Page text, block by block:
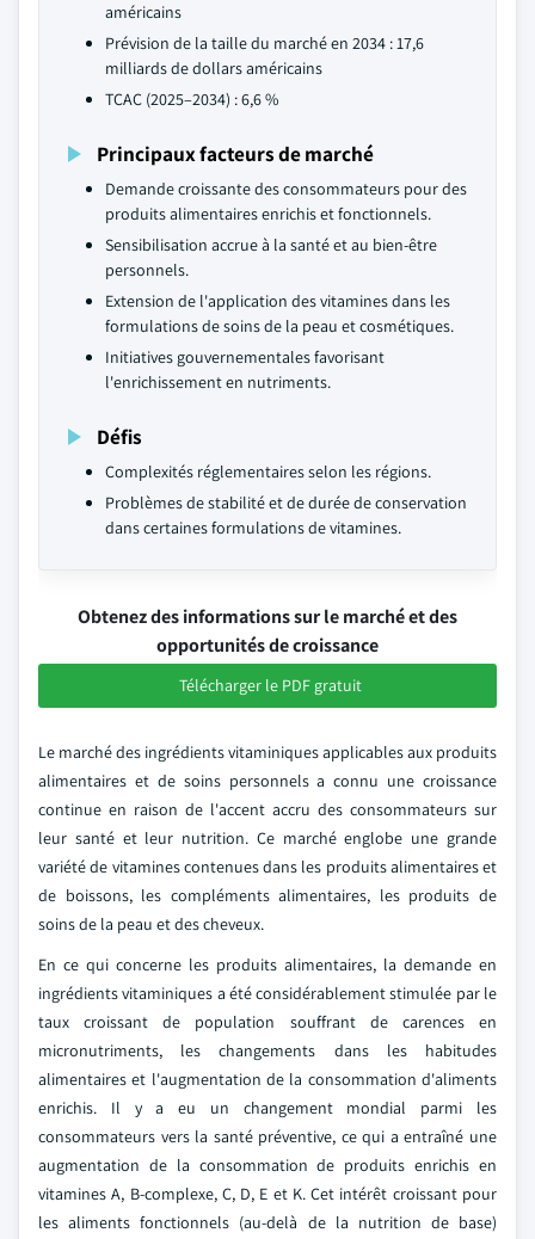
américains
Prévision de la taille du marché en 2034 : 17,6
milliards de dollars américains
TCAC (2025–2034) : 6,6 %
Principaux facteurs de marché
Demande croissante des consommateurs pour des
produits alimentaires enrichis et fonctionnels.
Sensibilisation accrue à la santé et au bien-être
personnels.
Extension de l'application des vitamines dans les
formulations de soins de la peau et cosmétiques.
Initiatives gouvernementales favorisant
l'enrichissement en nutriments.
Défis
Complexités réglementaires selon les régions.
Problèmes de stabilité et de durée de conservation
dans certaines formulations de vitamines.
Obtenez des informations sur le marché et des
opportunités de croissance
Télécharger le PDF gratuit
Le marché des ingrédients vitaminiques applicables aux produits
alimentaires et de soins personnels a connu une croissance
continue en raison de l'accent accru des consommateurs sur
leur santé et leur nutrition. Ce marché englobe une grande
variété de vitamines contenues dans les produits alimentaires et
de boissons, les compléments alimentaires, les produits de
soins de la peau et des cheveux.
En ce qui concerne les produits alimentaires, la demande en
ingrédients vitaminiques a été considérablement stimulée par le
taux croissant de population souffrant de carences en
micronutriments, les changements dans les habitudes
alimentaires et l'augmentation de la consommation d'aliments
enrichis. Il y a eu un changement mondial parmi les
consommateurs vers la santé préventive, ce qui a entraîné une
augmentation de la consommation de produits enrichis en
vitamines A, B-complexe, C, D, E et K. Cet intérêt croissant pour
les aliments fonctionnels (au-delà de la nutrition de base)